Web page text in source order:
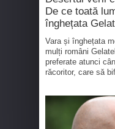
De ce toată
înghețata
Vara și înghețata
mulți români
preferate atunci
răcoritor, care să